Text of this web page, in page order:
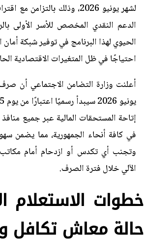
لشهر يونيو 2026، وذلك
الدعم النقدي المخصص للأسر الأولى
الحيوي لهذا البرنامج في توفير شبكة
احتياجًا في ظل المتغيرات الاقتصادية
أعلنت وزارة التضامن الاجتماعي أن
إتاحة المستحقات المالية عبر جميع
في كافة أنحاء الجمهورية، مما يضمن
وتجنب أي تكدس أو ازدحام أمام مكاتب
الآلي خلال فترة الصرف.
خطوات الاستعلام
حالة معاش تكافل